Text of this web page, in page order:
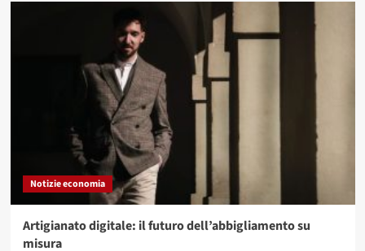
Notizie economia
Artigianato digitale: il futuro dell’abbigliamento su
misura